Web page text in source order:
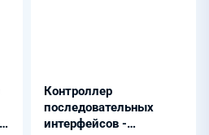
Контроллер
последовательных
интерфейсов -